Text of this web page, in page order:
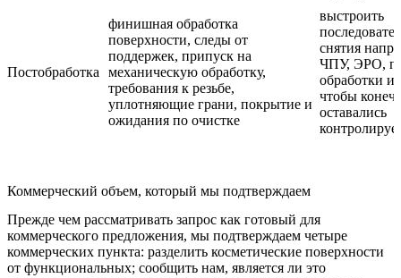
Постобработка
финишная обработка
поверхности, следы от
поддержек, припуск на
механическую обработку,
требования к резьбе,
уплотняющие грани, покрытие и
ожидания по очистке
выстроить
снятия
ЧПУ, ЭРО,
обработки и
чтобы
оставались
Коммерческий объем, который мы подтверждаем
Прежде чем рассматривать запрос как готовый для
коммерческого предложения, мы подтверждаем четыре
коммерческих пункта: разделить косметические поверхности
от функциональных; сообщить нам, является ли это